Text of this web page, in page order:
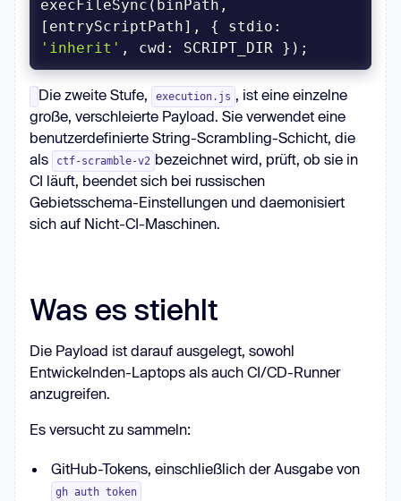
execFileSync(binPath,
[entryScriptPath], { stdio
'inherit' , cwd : SCRIPT_DIR });
Die zweite Stufe, execution.js , ist eine einzelne
große, verschleierte Payload. Sie verwendet eine
benutzerdefinierte String-Scrambling-Schicht, die
als
ctf-scramble-v2 bezeichnet wird, prüft, ob sie in
CI läuft, beendet sich bei russischen
Gebietsschema-Einstellungen und daemonisiert
sich auf Nicht-CI-Maschinen.
Was es stiehlt
Die Payload ist darauf ausgelegt, sowohl
Entwickelnden-Laptops als auch CI/CD-Runner
anzugreifen.
Es versucht zu sammeln:
GitHub-Tokens, einschließlich der Ausgabe von
gh auth token